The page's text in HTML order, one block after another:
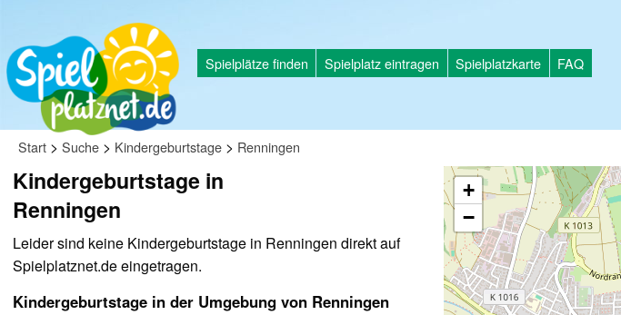
Spielplätze finden Spielplatz eintragen Spielplatzkarte FAQ
Start > Suche > Kindergeburtstage > Renningen
Kindergeburtstage in
Renningen
Leider sind keine Kindergeburtstage in Renningen direkt auf
Spielplatznet.de eingetragen.
Kindergeburtstage in der Umgebung von Renningen
+
−